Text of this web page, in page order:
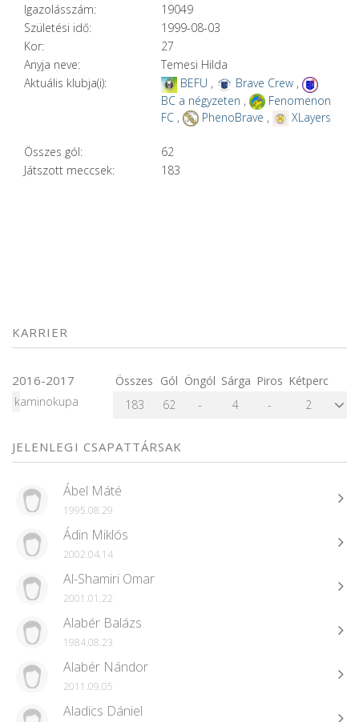
Igazolásszám:
19049
Születési idő:
1999-08-03
Kor:
27
Anyja neve:
Temesi Hilda
Aktuális klubja(i):
BEFU , Brave Crew,
BC a négyzeten ,
Fenomenon
FC, PhenoBrave , XLayers
Összes gól:
62
Játszott meccsek:
183
KARRIER
2016-2017 Összes Gól Öngól Sárga Piros Kétperc
kaminokupa
183 62 - 4 - 2
JELENLEGI CSAPATTÁRSAK
Ábel Máté
1995.08.29
Ádin Miklós
2002.04.14
Al-Shamiri Omar
2001.01.22
Alabér Balázs
1984.08.23
Alabér Nándor
2011.09.05
Aladics Dániel